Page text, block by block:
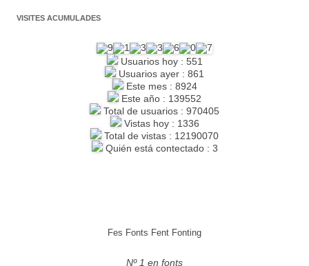
VISITES ACUMULADES
Usuarios hoy : 551
Usuarios ayer : 861
Este mes : 8924
Este año : 139552
Total de usuarios : 970405
Vistas hoy : 1336
Total de vistas : 12190070
Quién está contectado : 3
Fes Fonts Fent Fonting
Nº 1 en fonts